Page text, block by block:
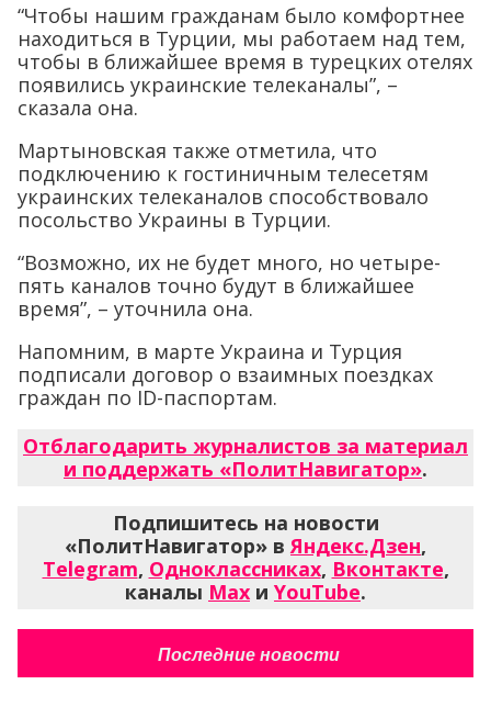
“Чтобы нашим гражданам было комфортнее
находиться в Турции, мы работаем над тем,
чтобы в ближайшее время в турецких отелях
появились украинские телеканалы”, –
сказала она.
Мартыновская также отметила, что
подключению к гостиничным телесетям
украинских телеканалов способствовало
посольство Украины в Турции.
“Возможно, их не будет много, но четыре-
пять каналов точно будут в ближайшее
время”, – уточнила она.
Напомним, в марте Украина и Турция
подписали договор о взаимных поездках
граждан по ID-паспортам.
Отблагодарить журналистов за материал
и поддержать «ПолитНавигатор».
Подпишитесь на новости
«ПолитНавигатор» вЯндекс.Дзен,
Telegram, Одноклассниках, Вконтакте,
каналы Max и YouTube.
Последние новости